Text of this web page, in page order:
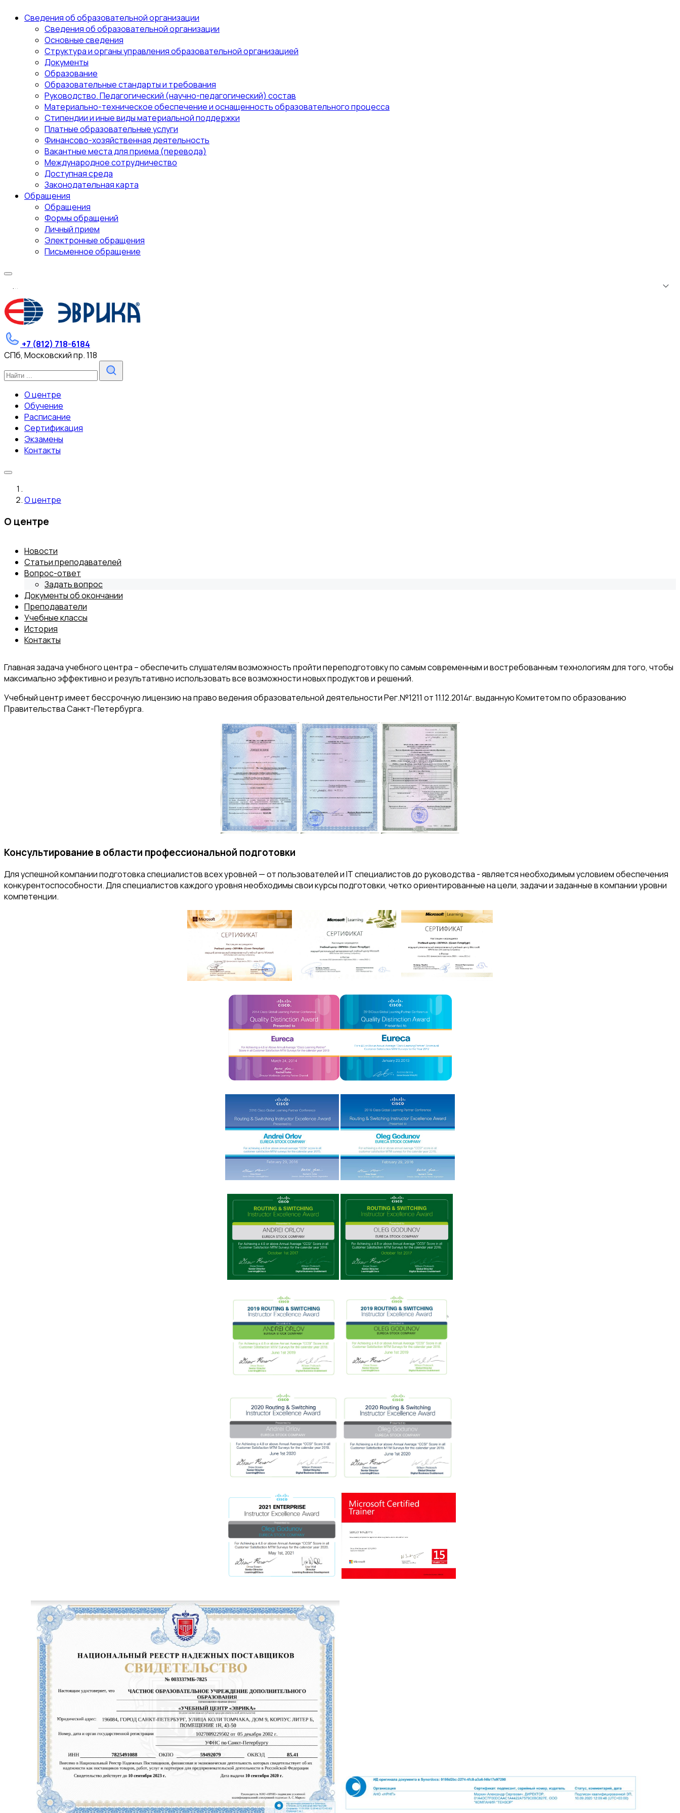
Сведения об образовательной организации
Сведения об образовательной организации
Основные сведения
Структура и органы управления образовательной организацией
Документы
Образование
Образовательные стандарты и требования
Руководство. Педагогический (научно-педагогический) состав
Материально-техническое обеспечение и оснащенность образовательного процесса
Стипендии и иные виды материальной поддержки
Платные образовательные услуги
Финансово-хозяйственная деятельность
Вакантные места для приема (перевода)
Международное сотрудничество
Доступная среда
Законодательная карта
Обращения
Обращения
Формы обращений
Личный прием
Электронные обращения
Письменное обращение
...
+7 (812) 718-6184
СПб, Московский пр. 118
О центре
Обучение
Расписание
Сертификация
Экзамены
Контакты
О центре
О центре
Новости
Статьи преподавателей
Вопрос-ответ
Задать вопрос
Документы об окончании
Преподаватели
Учебные классы
История
Контакты
Главная задача учебного центра – обеспечить слушателям возможность пройти переподготовку по самым современным и востребованным технологиям для того, чтобы
максимально эффективно и результативно использовать все возможности новых продуктов и решений.
Учебный центр имеет бессрочную лицензию на право ведения образовательной деятельности Рег.№1211 от 11.12.2014г. выданную Комитетом по образованию
Правительства Санкт-Петербурга.
Консультирование в области профессиональной подготовки
Для успешной компании подготовка специалистов всех уровней — от пользователей и IT специалистов до руководства - является необходимым условием обеспечения
конкурентоспособности. Для специалистов каждого уровня необходимы свои курсы подготовки, четко ориентированные на цели, задачи и заданные в компании уровни
компетенции.